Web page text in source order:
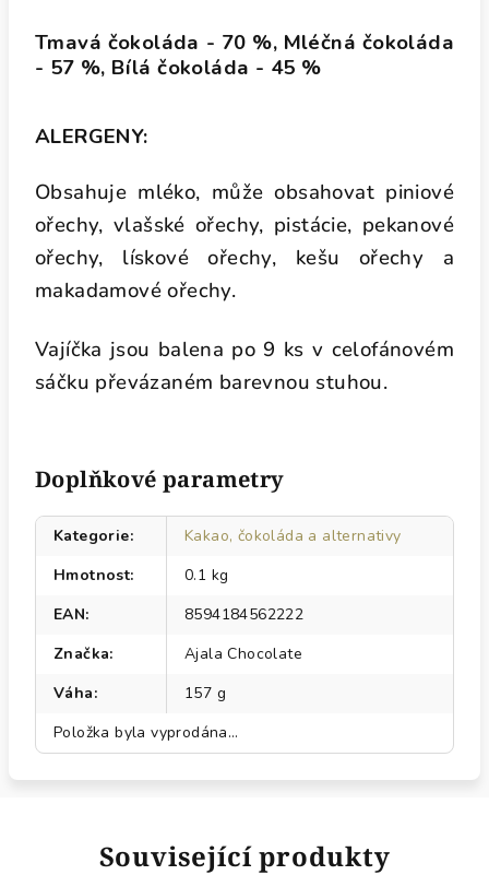
Tmavá čokoláda - 70 %, Mléčná čokoláda
- 57 %, Bílá čokoláda - 45 %
ALERGENY:
Obsahuje mléko, může obsahovat piniové
ořechy, vlašské ořechy, pistácie, pekanové
ořechy, lískové ořechy, kešu ořechy a
makadamové ořechy.
Vajíčka jsou balena po 9 ks v celofánovém
sáčku převázaném barevnou stuhou.
Doplňkové parametry
Kategorie:
Kakao, čokoláda a alternativy
Hmotnost:
0.1 kg
EAN:
8594184562222
Značka:
Ajala Chocolate
Váha:
157 g
Položka byla vyprodána…
Související produkty